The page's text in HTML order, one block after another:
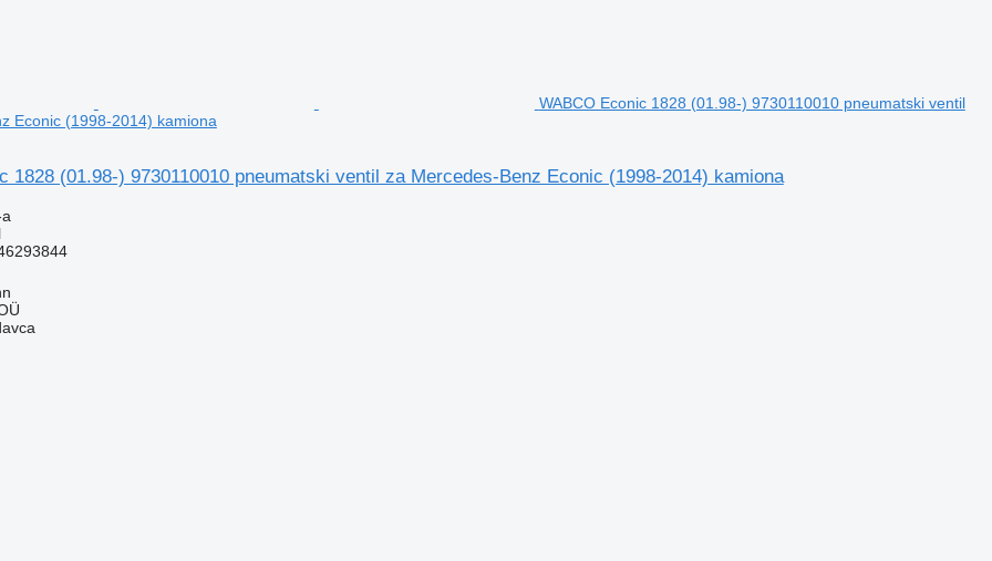
WABCO Econic 1828 (01.98-) 9730110010 pneumatski ventil
Econic (1998-2014) kamiona
1828 (01.98-) 9730110010 pneumatski ventil za Mercedes-Benz Econic (1998-2014) kamiona